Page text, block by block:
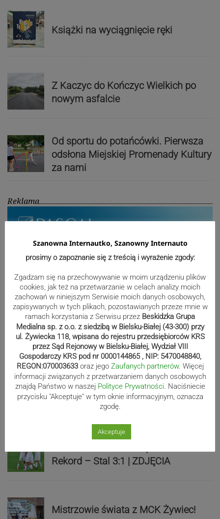
Książki na wyciągnięcie ręki
Z Kaczyc do Kończyc Wielkich po
nowym asfalcie
Od sportu do potańcówki. Pierwsza
odsłona Miejskiej Promenady Kultury
za nami
Reklama
Sport
Beniaminek ze spadkowiczem na
remis. Podbeskidzie – Lechia 2:2 |
Rekord – Stal 3:1 | ZDJĘCIA
Mistrzowie świata z MCK Żywiec!
Szanowna Internautko, Szanowny Internauto
prosimy o zapoznanie się z treścią i wyrażenie zgody:
Zgadzam się na przechowywanie w moim urządzeniu plików
cookies, jak też na przetwarzanie w celach analizy moich
zachowań w niniejszym Serwisie moich danych osobowych,
zapisywanych w tych plikach, pozostawianych przeze mnie w
ramach korzystania z Serwisu przez Beskidzka Grupa
Medialna sp. z o.o. z siedzibą w Bielsku-Białej (43-300) przy
ul. Żywiecka 118, wpisana do rejestru przedsiębiorców KRS
przez Sąd Rejonowy w Bielsku-Białej, Wydział VIII
Gospodarczy KRS pod nr 0000144865 , NIP: 5470048840,
REGON:070003633 oraz jego Zaufanych partnerów. Więcej
informacji związanych z przetwarzaniem danych osobowych
znajdą Państwo w naszej Polityce Prywatności. Naciśniecie
przycisku "Akceptuje" w tym oknie informacyjnym, oznacza
zgodę.
Akceptuje